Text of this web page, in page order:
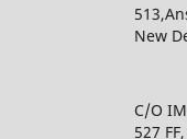
New
C/O
527